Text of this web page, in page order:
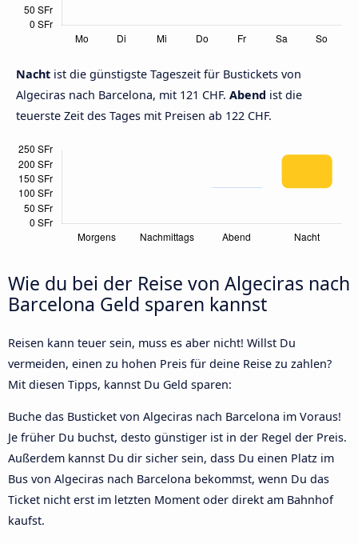
Nacht ist die günstigste Tageszeit für Bustickets von
Algeciras nach Barcelona, mit 121 CHF. Abend ist die
teuerste Zeit des Tages mit Preisen ab 122 CHF.
Wie du bei der Reise von Algeciras nach
Barcelona Geld sparen kannst
Reisen kann teuer sein, muss es aber nicht! Willst Du
vermeiden, einen zu hohen Preis für deine Reise zu zahlen?
Mit diesen Tipps, kannst Du Geld sparen:
Buche das Busticket von Algeciras nach Barcelona im Voraus!
Je früher Du buchst, desto günstiger ist in der Regel der Preis.
Außerdem kannst Du dir sicher sein, dass Du einen Platz im
Bus von Algeciras nach Barcelona bekommst, wenn Du das
Ticket nicht erst im letzten Moment oder direkt am Bahnhof
kaufst.